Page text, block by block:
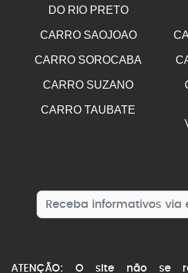
DO RIO PRETO
CARRO SAOJOAO
CARRO SOROCABA
CARRO SUZANO
CARRO TAUBATE
ATENÇÃO: O site não se